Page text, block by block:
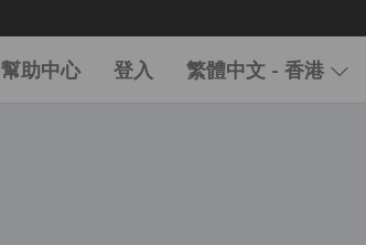
幫助中心 登入 繁體中文 - 香港